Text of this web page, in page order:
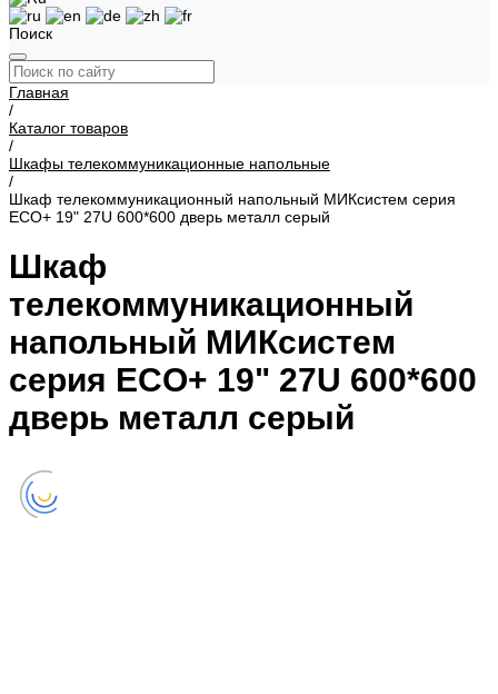
Поиск
Главная
/
Каталог товаров
/
Шкафы телекоммуникационные напольные
/
Шкаф телекоммуникационный напольный МИКсистем серия
ECO+ 19" 27U 600*600 дверь металл серый
Шкаф
телекоммуникационный
напольный МИКсистем
серия ECO+ 19" 27U 600*600
дверь металл серый